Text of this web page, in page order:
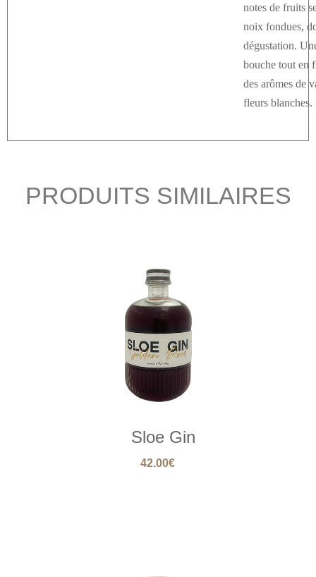
notes de fruits
noix fondues,
dégustation.
bouche tout en
des arômes de
fleurs blanches.
PRODUITS SIMILAIRES
Sloe Gin
42.00€